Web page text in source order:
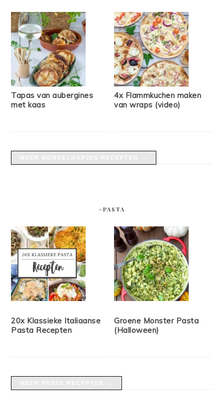
Tapas van aubergines
met kaas
4x Flammkuchen maken
van wraps (video)
#PASTA
20x Klassieke Italiaanse
Pasta Recepten
Groene Monster Pasta
(Halloween)